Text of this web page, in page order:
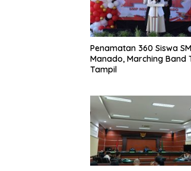
Penamatan 360 Siswa
Manado, Marching Band
Tampil